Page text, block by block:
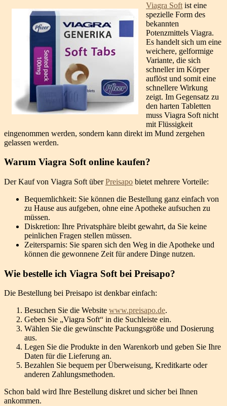
Viagra Soft ist eine
spezielle Form des
bekannten
Potenzmittels Viagra.
Es handelt sich um eine
weichere, gelformige
Variante, die sich
schneller im Körper
auflöst und somit eine
schnellere Wirkung
zeigt. Im Gegensatz zu
den harten Tabletten
muss Viagra Soft nicht
mit Flüssigkeit
eingenommen werden, sondern kann direkt im Mund zergehen
gelassen werden.
Warum Viagra Soft online kaufen?
Der Kauf von Viagra Soft überPreisapo bietet mehrere Vorteile:
Bequemlichkeit: Sie können die Bestellung ganz einfach von
zu Hause aus aufgeben, ohne eine Apotheke aufsuchen zu
müssen.
Diskretion: Ihre Privatsphäre bleibt gewahrt, da Sie keine
peinlichen Fragen stellen müssen.
Zeitersparnis: Sie sparen sich den Weg in die Apotheke und
können die gewonnene Zeit für andere Dinge nutzen.
Wie bestelle ich Viagra Soft bei Preisapo?
Die Bestellung bei Preisapo ist denkbar einfach:
Besuchen Sie die Website www.preisapo.de.
Geben Sie „Viagra Soft“ in die Suchleiste ein.
Wählen Sie die gewünschte Packungsgröße und Dosierung
aus.
Legen Sie die Produkte in den Warenkorb und geben Sie Ihre
Daten für die Lieferung an.
Bezahlen Sie bequem per Überweisung, Kreditkarte oder
anderen Zahlungsmethoden.
Schon bald wird Ihre Bestellung diskret und sicher bei Ihnen
ankommen.